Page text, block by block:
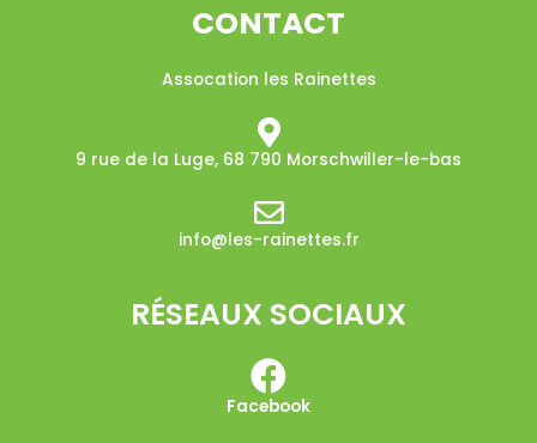
CONTACT
Assocation les Rainettes
9 rue de la Luge, 68 790 Morschwiller-le-bas​
info@les-rainettes.fr
RÉSEAUX SOCIAUX
Facebook